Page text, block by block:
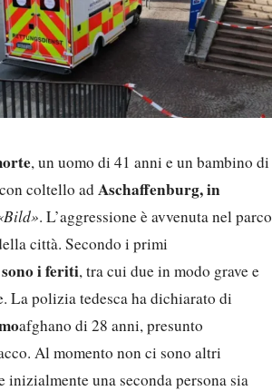
, un uomo di 41 anni e un bambino di
coltello adAschaffenburg, in
. L’aggressione è avvenuta nel parco
città. Secondo i primi
i feriti, tra cui due in modo grave e
La polizia tedesca ha dichiarato di
afghano di 28 anni, presunto
Al momento non ci sono altri
inizialmente una seconda persona sia